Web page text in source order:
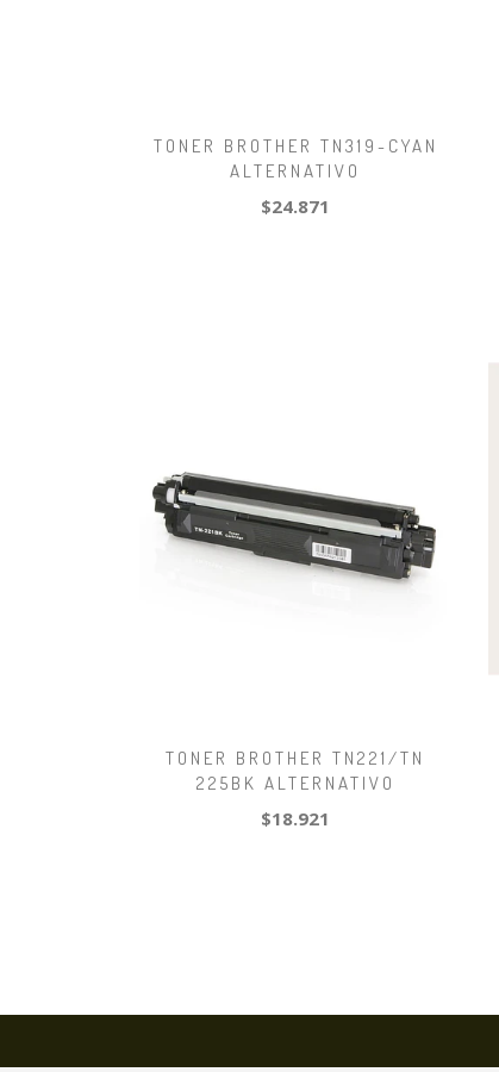
TONER BROTHER TN319-CYAN
ALTERNATIVO
$24.871
TONER BROTHER TN221/TN
225BK ALTERNATIVO
$18.921